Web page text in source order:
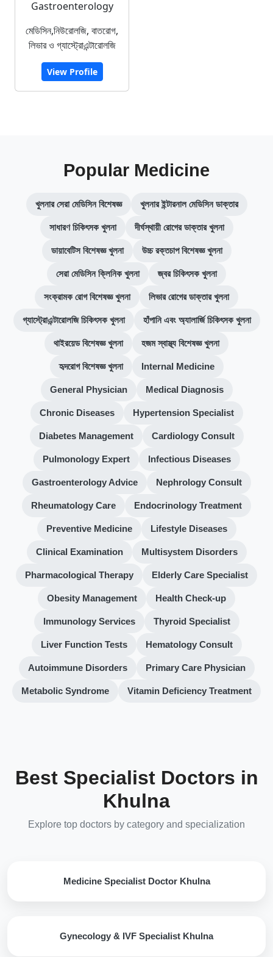
Gastroenterology
মেডিসিন,নিউরোলজি, বাতরোগ,
লিভার ও গ্যাস্ট্রোএন্টারোলজি
View Profile
Popular Medicine
খুলনার সেরা মেডিসিন বিশেষজ্ঞ খুলনার ইন্টারনাল মেডিসিন ডাক্তার
সাধারণ চিকিৎসক খুলনা দীর্ঘস্থায়ী রোগের ডাক্তার খুলনা
ডায়াবেটিস বিশেষজ্ঞ খুলনা উচ্চ রক্তচাপ বিশেষজ্ঞ খুলনা
সেরা মেডিসিন ক্লিনিক খুলনা জ্বর চিকিৎসক খুলনা
সংক্রামক রোগ বিশেষজ্ঞ খুলনা লিভার রোগের ডাক্তার খুলনা
গ্যাস্ট্রোএন্টারোলজি চিকিৎসক খুলনা হাঁপানি এবং অ্যালার্জি চিকিৎসক খুলনা
থাইরয়েড বিশেষজ্ঞ খুলনা হজম স্বাস্থ্য বিশেষজ্ঞ খুলনা
হৃদরোগ বিশেষজ্ঞ খুলনা Internal Medicine
General Physician Medical Diagnosis
Chronic Diseases Hypertension Specialist
Diabetes Management Cardiology Consult
Pulmonology Expert Infectious Diseases
Gastroenterology Advice Nephrology Consult
Rheumatology Care Endocrinology Treatment
Preventive Medicine Lifestyle Diseases
Clinical Examination Multisystem Disorders
Pharmacological Therapy Elderly Care Specialist
Obesity Management Health Check-up
Immunology Services Thyroid Specialist
Liver Function Tests Hematology Consult
Autoimmune Disorders Primary Care Physician
Metabolic Syndrome Vitamin Deficiency Treatment
Best Specialist Doctors in
Khulna
Explore top doctors by category and specialization
Medicine Specialist Doctor Khulna
Gynecology & IVF Specialist Khulna